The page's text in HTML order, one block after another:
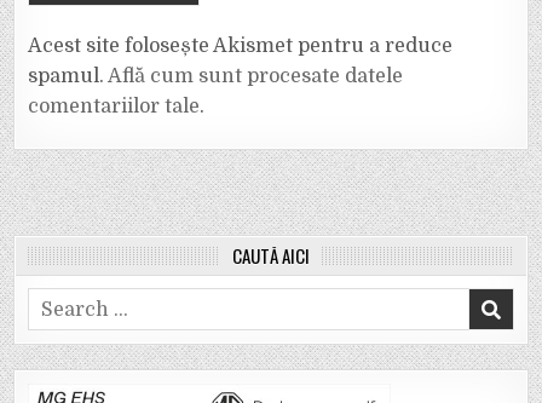
Acest site folosește Akismet pentru a reduce
spamul.Află cum sunt procesate datele
comentariilor tale.
CAUTĂ AICI
Search
for: